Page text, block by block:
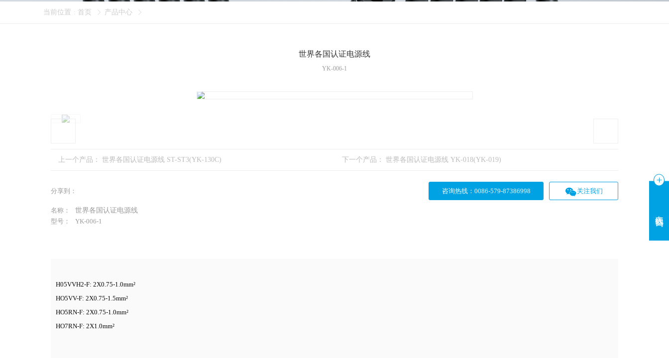
当前位置 : 首页 产品中心
世界各国认证电源线
YK-006-1
上一个产品： 世界各国认证电源线 ST-ST3(YK-130C) 下一个产品： 世界各国认证电源线 YK-018(YK-019)
分享到： 咨询热线： 0086-579-87386998 关注我们
名称：
世界各国认证电源线
型号：
YK-006-1
H05VVH2-F: 2X0.75-1.0mm²
HO5VV-F: 2X0.75-1.5mm²
HO5RN-F: 2X0.75-1.0mm²
HO7RN-F: 2X1.0mm²